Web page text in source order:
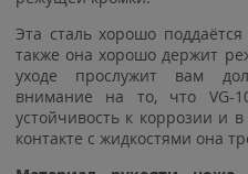
Эта сталь хорошо
также она хорошо держит
уходе прослужит вам
внимание на то, что VG-
устойчивость к коррозии и
контакте с жидкостями она